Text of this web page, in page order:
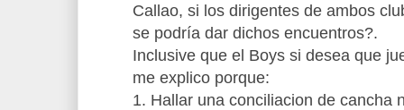
Callao, si los dirigentes de ambos
se podría dar dichos encuentros?.
Inclusive que el Boys si desea que
me explico porque:
1. Hallar una conciliacion de cancha